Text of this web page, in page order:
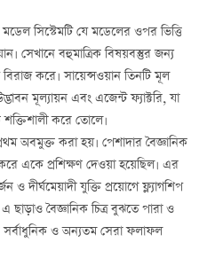
সিস্টেমটি যে মডেলের ওপর ভিত্তি
সেখানে বহুমাত্রিক বিষয়বস্তুর জন্য
করে। সায়েন্সওয়ান তিনটি মূল
মূল্যায়ন এবং এজেন্ট ফ্যাক্টরি, যা
শক্তিশালী করে তোলে।
অবমুক্ত করা হয়। পেশাদার বৈজ্ঞানিক
একে প্রশিক্ষণ দেওয়া হয়েছিল। এর
ও দীর্ঘমেয়াদী যুক্তি প্রয়োগে ফ্ল্যাগশিপ
ছাড়াও বৈজ্ঞানিক চিত্র বুঝতে পারা ও
সর্বাধুনিক ও অন্যতম সেরা ফলাফল